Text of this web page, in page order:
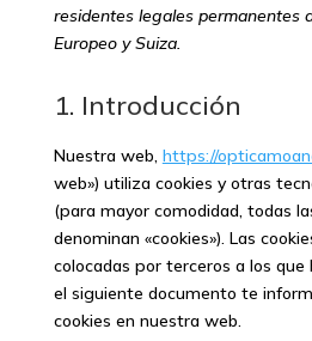
residentes legales permanentes
Europeo y Suiza.
1. Introducción
Nuestra web, https://
web») utiliza cookies y otras
(para mayor comodidad, todas
denominan «cookies»). Las
colocadas por terceros a los
el siguiente documento te
cookies en nuestra web.